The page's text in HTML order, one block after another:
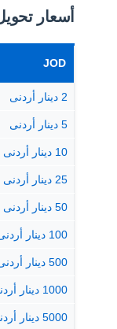
أسعار
JOD
2 دينار أردنى
5 دينار أردنى
10 دينار أردنى
25 دينار أردنى
50 دينار أردنى
100 دينار أردنى
500 دينار أردنى
1000 دينار أردنى
5000 دينار أردنى